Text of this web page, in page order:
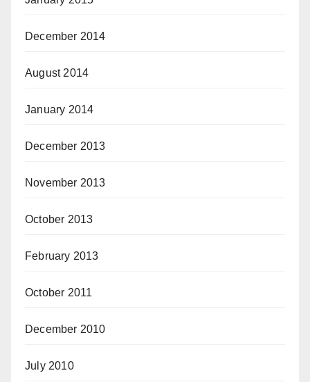
December 2014
August 2014
January 2014
December 2013
November 2013
October 2013
February 2013
October 2011
December 2010
July 2010